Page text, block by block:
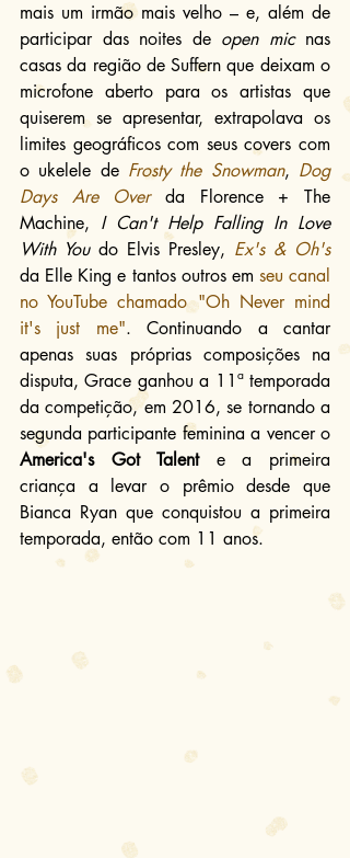
mais um irmão mais velho – e, além de
participar das noites de open mic nas
casas da região de Suffern que deixam o
microfone aberto para os artistas que
quiserem se apresentar, extrapolava os
limites geográficos com seus covers com
o ukelele de Frosty the Snowman, Dog
Days Are Over da Florence + The
Machine, I Can't Help Falling In Love
With You do Elvis Presley, Ex's & Oh's
da Elle King e tantos outros em seu canal
no YouTube chamado "Oh Never mind
it's just me". Continuando a cantar
apenas suas próprias composições na
disputa, Grace ganhou a 11ª temporada
da competição, em 2016, se tornando a
America's Got Talent e a primeira
criança a levar o prêmio desde que
Bianca Ryan que conquistou a primeira
temporada, então com 11 anos.